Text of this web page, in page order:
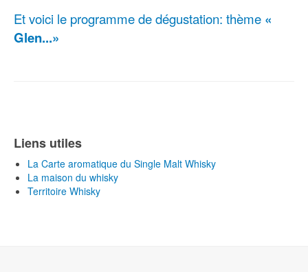
Et voici le programme de dégustation: thème «
Glen...»
Liens utiles
La Carte aromatique du Single Malt Whisky
La maison du whisky
Territoire Whisky